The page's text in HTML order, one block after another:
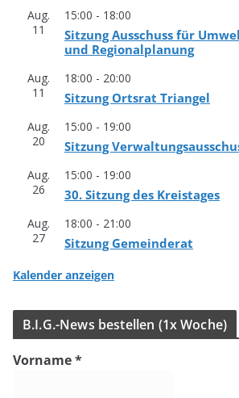
Aug.
11
15:00 - 18:00
Sit­zung Aus­schuss für
und Regionalplanung
Aug.
11
18:00 - 20:00
Sit­zung Orts­rat Triangel
Aug.
20
15:00 - 19:00
Sit­zung
Aug.
26
15:00 - 19:00
30. Sit­zung des Kreistages
Aug.
27
18:00 - 21:00
Sit­zung Gemeinderat
Kalender anzeigen
B.I.G.-News bestel­len (1x Woche)
Vorname*